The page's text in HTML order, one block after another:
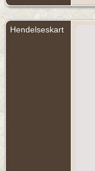
Hendelseskart